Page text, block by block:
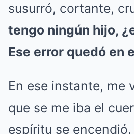
susurró, cortante,
tengo ningún hijo,
Ese error quedó en
En ese instante, me
que se me iba el
espíritu se